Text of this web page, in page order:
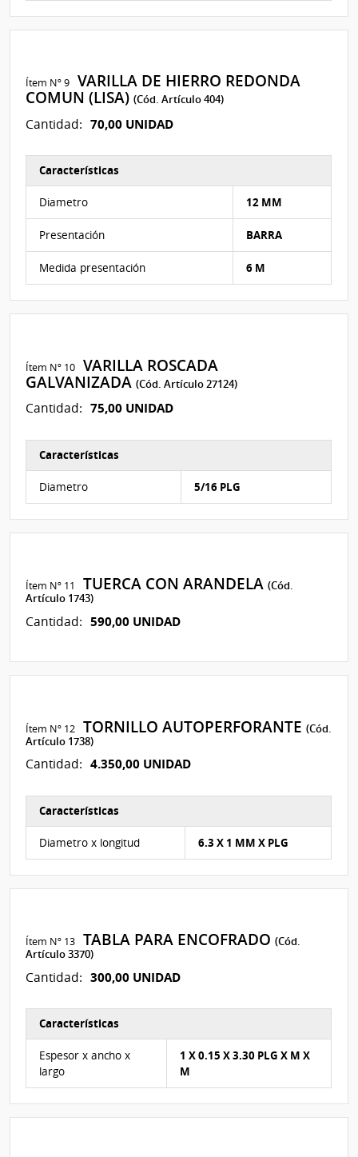
Ítem Nº 9 VARILLA DE HIERRO REDONDA
COMUN (LISA)(Cód. Artículo 404)
Cantidad: 70,00 UNIDAD
Características
Diametro 12 MM
Presentación BARRA
Medida presentación 6 M
Ítem Nº 10 VARILLA ROSCADA
GALVANIZADA(Cód. Artículo 27124)
Cantidad: 75,00 UNIDAD
Características del Ítem Nº 85
Características
Diametro 5/16 PLG
Ítem Nº 11 TUERCA CON ARANDELA(Cód.
Artículo 1743)
Cantidad: 590,00 UNIDAD
Ítem Nº 12 TORNILLO AUTOPERFORANTE(Cód.
Artículo 1738)
Cantidad: 4.350,00 UNIDAD
Características del Ítem Nº 87
Características
Diametro x longitud 6.3 X 1 MM X PLG
Ítem Nº 13 TABLA PARA ENCOFRADO(Cód.
Artículo 3370)
Cantidad: 300,00 UNIDAD
Características
Espesor x ancho x
largo
1 X 0.15 X 3.30 PLG X M X
M